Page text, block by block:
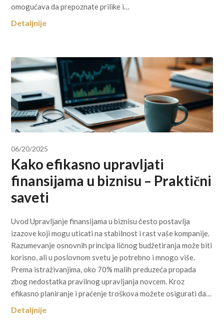
omogućava da prepoznate prilike i…
Detaljnije
06/20/2025
Kako efikasno upravljati
finansijama u biznisu – Praktični
saveti
Uvod Upravljanje finansijama u biznisu često postavlja
izazove koji mogu uticati na stabilnost i rast vaše kompanije.
Razumevanje osnovnih principa ličnog budžetiranja može biti
korisno, ali u poslovnom svetu je potrebno i mnogo više.
Prema istraživanjima, oko 70% malih preduzeća propada
zbog nedostatka pravilnog upravljanja novcem. Kroz
efikasno planiranje i praćenje troškova možete osigurati da…
Detaljnije